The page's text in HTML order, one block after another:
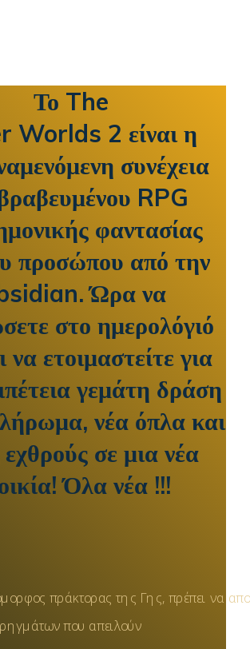
Το The
Worlds 2 είναι η
συνέχεια
RPG
φαντασίας
προσώπου από την
Ώρα να
στο ημερολόγιό
να ετοιμαστείτε για
γεμάτη δράση
νέα όπλα και
εχθρούς σε μια νέα
Όλα νέα !!!
πράκτορας της Γης, πρέπει να
που απειλούν